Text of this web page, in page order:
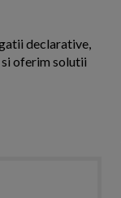
declarative,
oferim solutii